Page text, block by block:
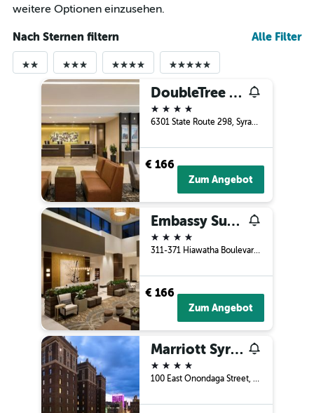
weitere Optionen einzusehen.
Nach Sternen filtern Alle Filter
DoubleTree by Hilton Hotel Syracuse
4 Sterne
6301 State Route 298, Syracuse, NY, USA
€ 166
Zum Angebot
Embassy Suites Syracuse Destiny USA
4 Sterne
311-371 Hiawatha Boulevard, Syracuse, NY, USA
€ 166
Zum Angebot
Marriott Syracuse Downtown
4 Sterne
100 East Onondaga Street, Syracuse, NY, USA